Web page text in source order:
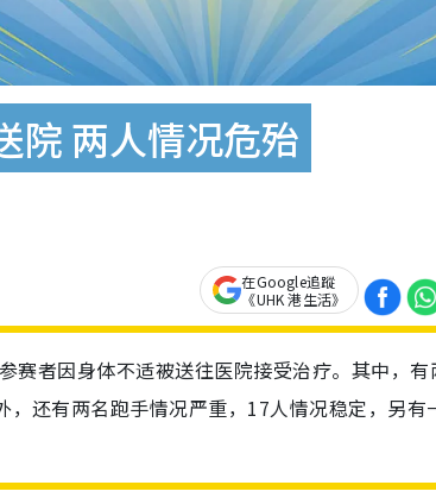
院 两人情况危殆
在Google追蹤
《UHK 港生活》
赛者因身体不适被送往医院接受治疗。其中，有
还有两名跑手情况严重，17人情况稳定，另有